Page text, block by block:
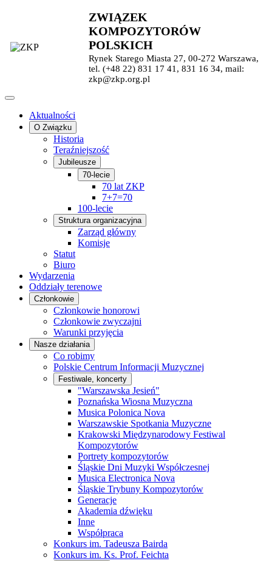
ZWIĄZEK
KOMPOZYTORÓW
POLSKICH
Rynek Starego Miasta 27, 00-272 Warszawa,
tel. (+48 22) 831 17 41, 831 16 34, mail:
zkp@zkp.org.pl
Aktualności
O Związku
Historia
Teraźniejszość
Jubileusze
70-lecie
70 lat ZKP
7+7=70
100-lecie
Struktura organizacyjna
Zarząd główny
Komisje
Statut
Biuro
Wydarzenia
Oddziały terenowe
Członkowie
Członkowie honorowi
Członkowie zwyczajni
Warunki przyjęcia
Nasze działania
Co robimy
Polskie Centrum Informacji Muzycznej
Festiwale, koncerty
"Warszawska Jesień"
Poznańska Wiosna Muzyczna
Musica Polonica Nova
Warszawskie Spotkania Muzyczne
Krakowski Międzynarodowy Festiwal
Kompozytorów
Portrety kompozytorów
Śląskie Dni Muzyki Współczesnej
Musica Electronica Nova
Śląskie Trybuny Kompozytorów
Generacje
Akademia dźwięku
Inne
Współpraca
Konkurs im. Tadeusza Bairda
Konkurs im. Ks. Prof. Feichta